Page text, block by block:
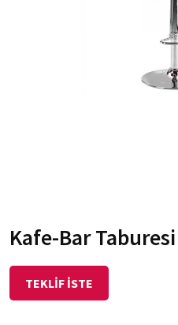
Kafe-Bar Taburesi
TEKLİF İSTE